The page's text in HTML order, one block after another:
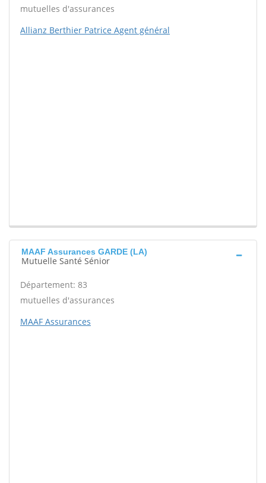
mutuelles d'assurances
Allianz Berthier Patrice Agent général
MAAF Assurances GARDE (LA)
Mutuelle Santé Sénior
Département: 83
mutuelles d'assurances
MAAF Assurances